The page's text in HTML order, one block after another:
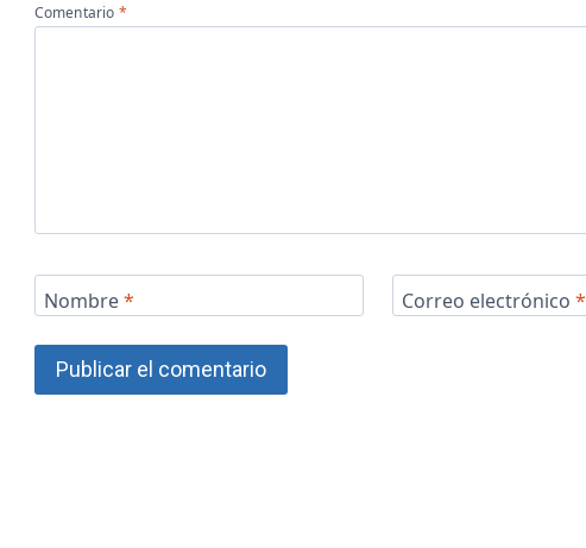
Comentario *
Nombre* Correo electrónico *